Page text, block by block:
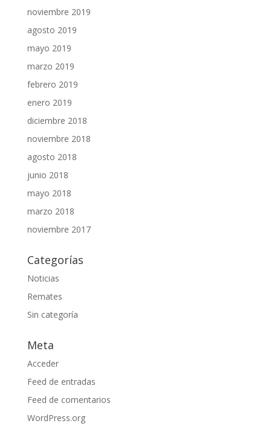
noviembre 2019
agosto 2019
mayo 2019
marzo 2019
febrero 2019
enero 2019
diciembre 2018
noviembre 2018
agosto 2018
junio 2018
mayo 2018
marzo 2018
noviembre 2017
Categorías
Noticias
Remates
Sin categoría
Meta
Acceder
Feed de entradas
Feed de comentarios
WordPress.org